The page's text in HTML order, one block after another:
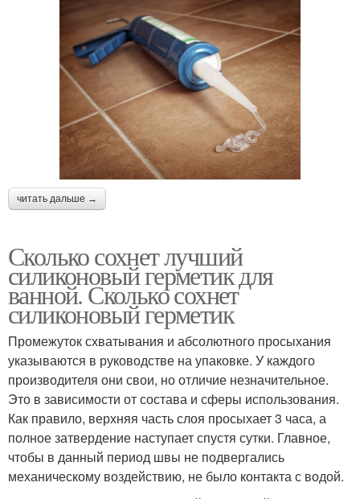
читать дальше →
Сколько сохнет лучший
силиконовый герметик для
ванной. Сколько сохнет
силиконовый герметик
Промежуток схватывания и абсолютного просыхания
указываются в руководстве на упаковке. У каждого
производителя они свои, но отличие незначительное.
Это в зависимости от состава и сферы использования.
Как правило, верхняя часть слоя просыхает 3 часа, а
полное затвердение наступает спустя сутки. Главное,
чтобы в данный период швы не подвергались
механическому воздействию, не было контакта с водой.